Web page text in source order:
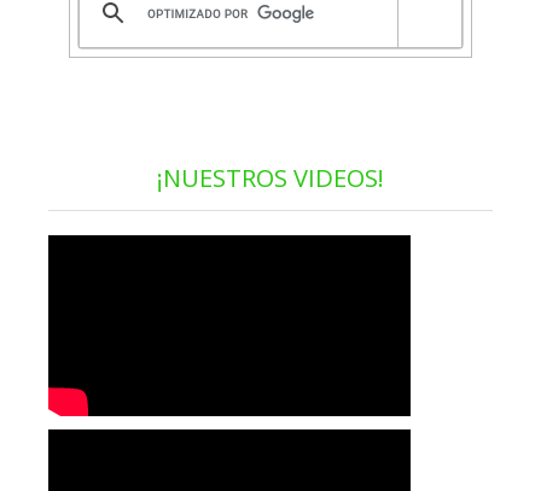
¡NUESTROS VIDEOS!